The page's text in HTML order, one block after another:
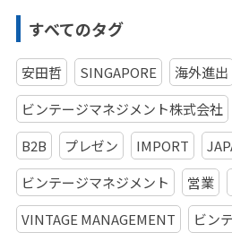
すべてのタグ
安田哲 SINGAPORE 海外進出
ビンテージマネジメント株式会社
B2B
プレゼン IMPORT
ビンテージマネジメント
営業
VINTAGE MANAGEMENT
ビン